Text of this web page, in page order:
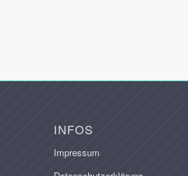
INFOS
Impressum